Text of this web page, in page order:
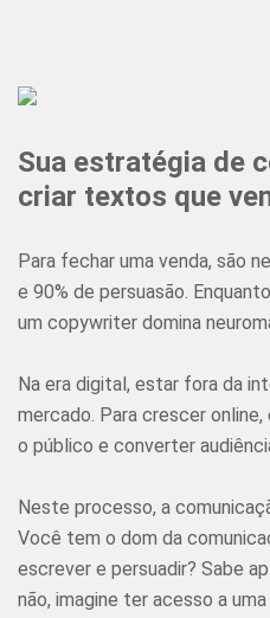
Sua estratégia de
criar textos que
Para fechar uma venda, são
e 90% de persuasão.
um copywriter domina
Na era digital, estar fora da
mercado. Para crescer
o público e converter
Neste processo, a
Você tem o dom da
escrever e persuadir? Sabe
não, imagine ter acesso a